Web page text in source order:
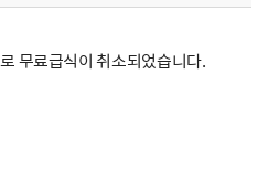
무료급식이 취소되었습니다.